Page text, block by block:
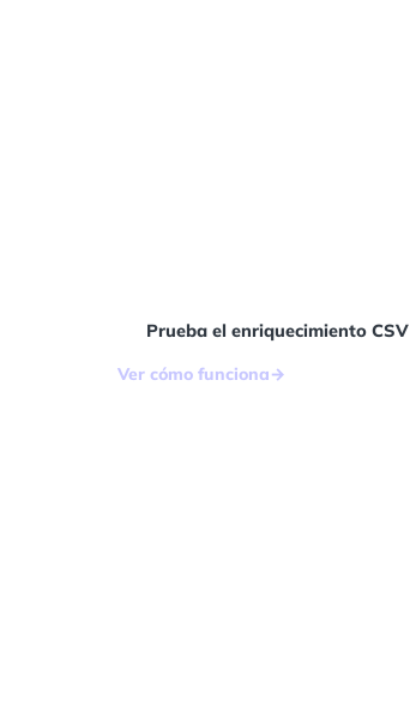
Prueba el enriquecimiento CSV
Ver cómo funciona→